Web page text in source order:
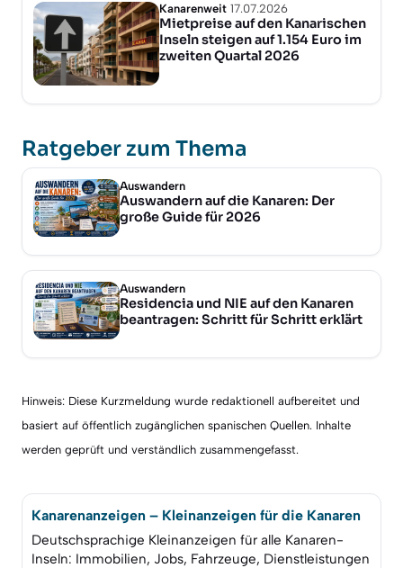
Kanarenweit 17.07.2026
Mietpreise auf den Kanarischen
Inseln steigen auf 1.154 Euro im
zweiten Quartal 2026
Ratgeber zum Thema
Auswandern
Auswandern auf die Kanaren: Der
große Guide für 2026
Auswandern
Residencia und NIE auf den Kanaren
beantragen: Schritt für Schritt erklärt
Hinweis: Diese Kurzmeldung wurde redaktionell aufbereitet und
basiert auf öffentlich zugänglichen spanischen Quellen. Inhalte
werden geprüft und verständlich zusammengefasst.
Kanarenanzeigen – Kleinanzeigen für die Kanaren
Deutschsprachige Kleinanzeigen für alle Kanaren-
Inseln: Immobilien, Jobs, Fahrzeuge, Dienstleistungen